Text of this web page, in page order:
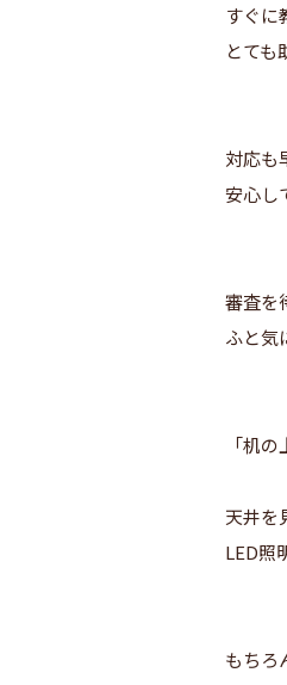
すぐに
とても
対応も
安心し
審査を
ふと気
「机
天井を
LED照
もちろ